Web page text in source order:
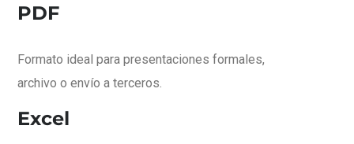
PDF
Formato ideal para presentaciones formales,
archivo o envío a terceros.
Excel